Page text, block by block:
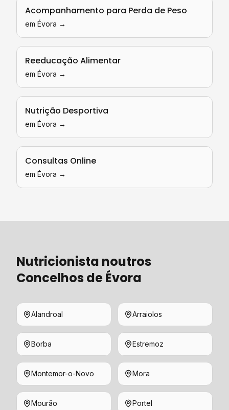
Acompanhamento para Perda de Peso
em Évora →
Reeducação Alimentar
em Évora →
Nutrição Desportiva
em Évora →
Consultas Online
em Évora →
Nutricionista noutros
Concelhos deÉvora
Alandroal Arraiolos
Borba Estremoz
Montemor-o-Novo Mora
Mourão Portel